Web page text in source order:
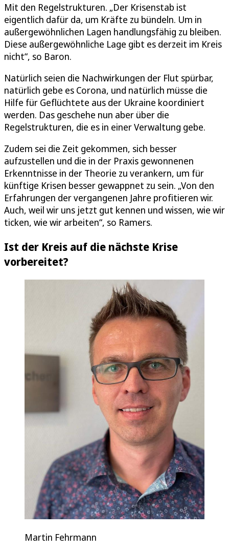
Mit den Regelstrukturen. „Der Krisenstab ist
eigentlich dafür da, um Kräfte zu bündeln. Um in
außergewöhnlichen Lagen handlungsfähig zu bleiben.
Diese außergewöhnliche Lage gibt es derzeit im Kreis
nicht“, so Baron.
Natürlich seien die Nachwirkungen der Flut spürbar,
natürlich gebe es Corona, und natürlich müsse die
Hilfe für Geflüchtete aus der Ukraine koordiniert
werden. Das geschehe nun aber über die
Regelstrukturen, die es in einer Verwaltung gebe.
Zudem sei die Zeit gekommen, sich besser
aufzustellen und die in der Praxis gewonnenen
Erkenntnisse in der Theorie zu verankern, um für
künftige Krisen besser gewappnet zu sein. „Von den
Erfahrungen der vergangenen Jahre profitieren wir.
Auch, weil wir uns jetzt gut kennen und wissen, wie wir
ticken, wie wir arbeiten“, so Ramers.
Ist der Kreis auf die nächste Krise
vorbereitet?
Martin Fehrmann